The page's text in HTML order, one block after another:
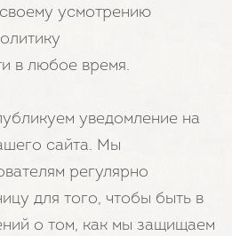
усмотрению
в любое время.
уведомление на
сайта. Мы
регулярно
для того, чтобы быть в
о том, как мы защищаем